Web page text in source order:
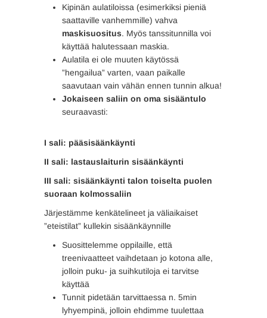
Kipinän aulatiloissa (esimerkiksi pieniä
saattaville vanhemmille) vahva
maskisuositus. Myös tanssitunnilla voi
käyttää halutessaan maskia.
Aulatila ei ole muuten käytössä
”hengailua” varten, vaan paikalle
saavutaan vain vähän ennen tunnin alkua!
Jokaiseen saliin on oma sisääntulo
seuraavasti:
I sali: pääsisäänkäynti
II sali: lastauslaiturin sisäänkäynti
III sali: sisäänkäynti talon toiselta puolen
suoraan kolmossaliin
Järjestämme kenkätelineet ja väliaikaiset
”eteistilat” kullekin sisäänkäynnille
Suosittelemme oppilaille, että
treenivaatteet vaihdetaan jo kotona alle,
jolloin puku- ja suihkutiloja ei tarvitse
käyttää
Tunnit pidetään tarvittaessa n. 5min
lyhyempinä, jolloin ehdimme tuulettaa